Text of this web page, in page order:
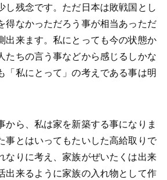
し残念です。ただ日本は敗戦国とし
得なかっただろう事が相当あっただ
出来ます。私にとっても今の状態か
たちの言う事などから感じるしかな
「私にとって」の考えである事は明
から、私は家を新築する事になりま
事とはいってもたいした高給取りで
なりに考え、家族がぜいたくは出来
出来るように家族の入れ物として作